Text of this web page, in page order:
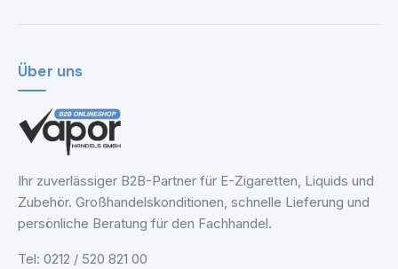
Über uns
Ihr zuverlässiger B2B-Partner für E-Zigaretten, Liquids und
Zubehör. Großhandelskonditionen, schnelle Lieferung und
persönliche Beratung für den Fachhandel.
Tel: 0212 / 520 821 00